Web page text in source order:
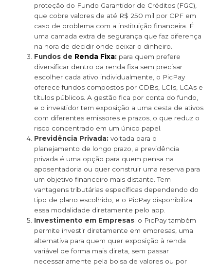
proteção do Fundo Garantidor de Créditos (FGC),
que cobre valores de até R$ 250 mil por CPF em
caso de problema com a instituição financeira. É
uma camada extra de segurança que faz diferença
na hora de decidir onde deixar o dinheiro.
Fundos de Renda Fixa: para quem prefere
diversificar dentro da renda fixa sem precisar
escolher cada ativo individualmente, o PicPay
oferece fundos compostos por CDBs, LCIs, LCAs e
títulos públicos. A gestão fica por conta do fundo,
e o investidor tem exposição a uma cesta de ativos
com diferentes emissores e prazos, o que reduz o
risco concentrado em um único papel.
Previdência Privada: voltada para o
planejamento de longo prazo, a previdência
privada é uma opção para quem pensa na
aposentadoria ou quer construir uma reserva para
um objetivo financeiro mais distante. Tem
vantagens tributárias específicas dependendo do
tipo de plano escolhido, e o PicPay disponibiliza
essa modalidade diretamente pelo app.
Investimento em Empresas: o PicPay também
permite investir diretamente em empresas, uma
alternativa para quem quer exposição à renda
variável de forma mais direta, sem passar
necessariamente pela bolsa de valores ou por